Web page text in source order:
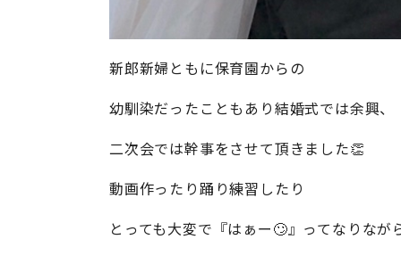
新郎新婦ともに保育園からの
幼馴染だったこともあり結婚式では余興、
二次会では幹事をさせて頂きました👏
動画作ったり踊り練習したり
とっても大変で『はぁー🙄』ってなりなが